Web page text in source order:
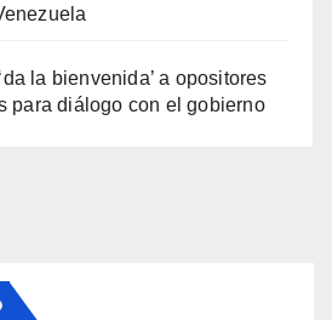
la bienvenida’ a opositores
para diálogo con el gobierno